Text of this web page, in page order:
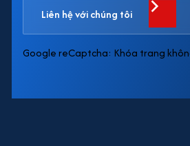
Liên hệ với chúng tôi
Google reCaptcha: Khóa trang